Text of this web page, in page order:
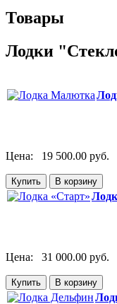
Товары
Лодки
Цена: 19 500.00 руб.
Цена: 31 000.00 руб.